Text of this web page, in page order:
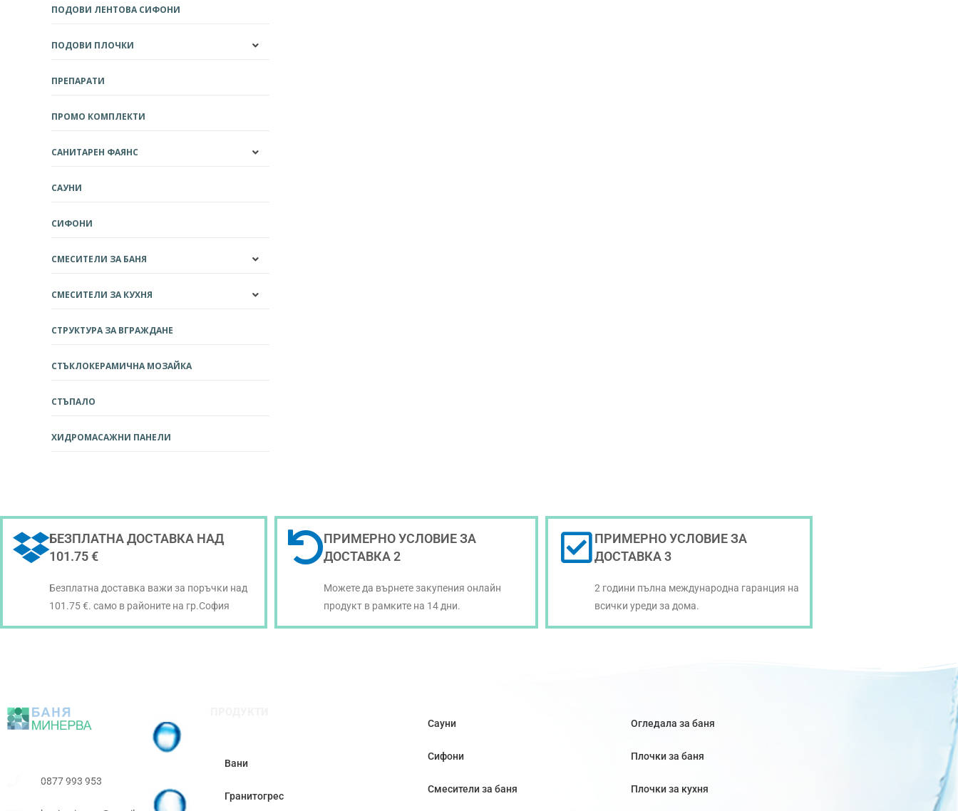
ПОДОВИ ЛЕНТОВА СИФОНИ
ПОДОВИ ПЛОЧКИ
ПРЕПАРАТИ
ПРОМО КОМПЛЕКТИ
САНИТАРЕН ФАЯНС
САУНИ
СИФОНИ
СМЕСИТЕЛИ ЗА БАНЯ
СМЕСИТЕЛИ ЗА КУХНЯ
СТРУКТУРА ЗА ВГРАЖДАНЕ
СТЪКЛОКЕРАМИЧНА МОЗАЙКА
СТЪПАЛО
ХИДРОМАСАЖНИ ПАНЕЛИ
БЕЗПЛАТНА ДОСТАВКА НАД
101.75 €
Безплатна доставка важи за поръчки над
101.75 €. само в районите на гр.София
ПРИМЕРНО УСЛОВИЕ ЗА
ДОСТАВКА 2
Можете да върнете закупения онлайн
продукт в рамките на 14 дни.
ПРИМЕРНО УСЛОВИЕ ЗА
ДОСТАВКА 3
2 години пълна международна гаранция на
всички уреди за дома.
0877 993 953
Вани
Гранитогрес
Сауни
Сифони
Смесители за баня
Огледала за баня
Плочки за баня
Плочки за кухня